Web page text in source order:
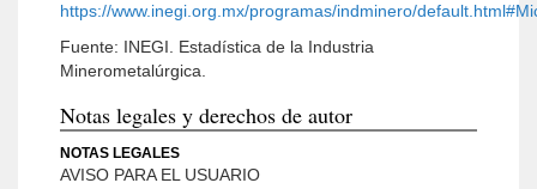
https://www.inegi.org.mx/programas/indminero/
Fuente: INEGI. Estadística de la Industria
Minerometalúrgica.
Notas legales y derechos de autor
NOTAS LEGALES
AVISO PARA EL USUARIO